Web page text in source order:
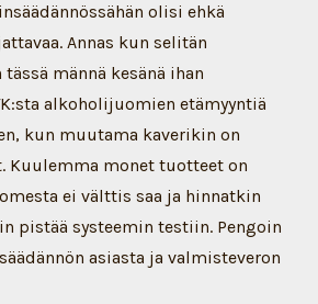
olisi ehkä
Annas kun selitän
männä kesänä ihan
alkoholijuomien etämyyntiä
kun muutama kaverikin on
Kuulemma monet tuotteet on
ei välttis saa ja hinnatkin
pistää systeemin testiin. Pengoin
asiasta ja valmisteveron